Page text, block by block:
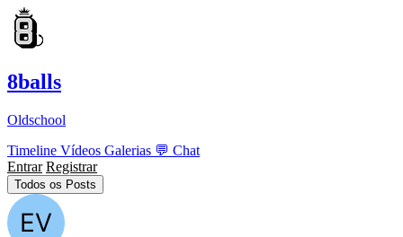
8balls
Oldschool
Timeline Vídeos Galerias 💬 Chat
Entrar Registrar
Todos os Posts